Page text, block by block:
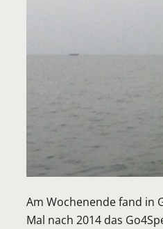
Am Wochenende fand in
Mal nach 2014 das